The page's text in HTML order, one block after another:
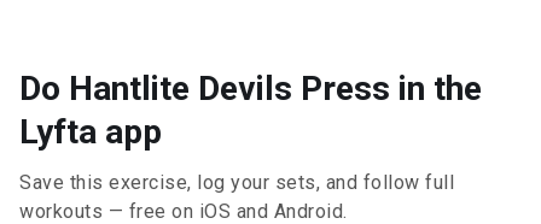
Do Hantlite Devils Press in the
Lyfta app
Save this exercise, log your sets, and follow full
workouts — free on iOS and Android.